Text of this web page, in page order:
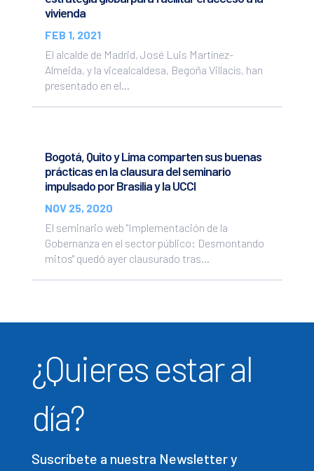
vivienda
FEB 1, 2021
El alcalde de Madrid, José Luis Martínez-
Almeida, y la vicealcaldesa, Begoña Villacís, han
presentado en el...
Bogotá, Quito y Lima comparten sus buenas
prácticas en la clausura del seminario
impulsado por Brasilia y la UCCI
NOV 25, 2020
El seminario web "Implementación de la
Gobernanza en el sector público: Desmontando
mitos" quedó ayer clausurado tras...
¿Quieres estar al
día?
Suscríbete a nuestra Newsletter y